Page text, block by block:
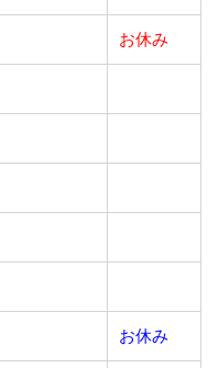
お休み
お休み